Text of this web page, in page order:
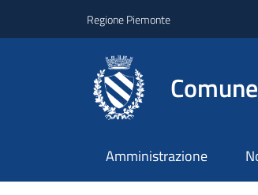
Regione Piemonte
Amministrazione